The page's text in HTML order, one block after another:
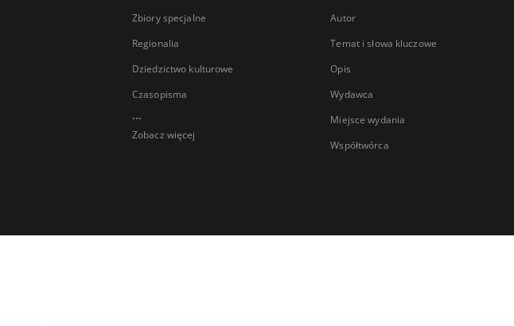
Zbiory specjalne
Regionalia
Dziedzictwo kulturowe
Czasopisma
...
Zobacz więcej
Autor
Temat i słowa kluczowe
Opis
Wydawca
Miejsce wydania
Współtwórca